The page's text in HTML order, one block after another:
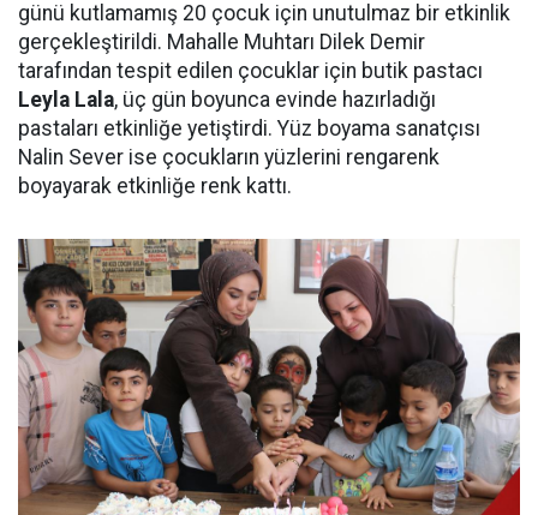
günü kutlamamış 20 çocuk için unutulmaz bir etkinlik
gerçekleştirildi. Mahalle Muhtarı Dilek Demir
tarafından tespit edilen çocuklar için butik pastacı
Leyla Lala, üç gün boyunca evinde hazırladığı
pastaları etkinliğe yetiştirdi. Yüz boyama sanatçısı
Nalin Sever ise çocukların yüzlerini rengarenk
boyayarak etkinliğe renk kattı.